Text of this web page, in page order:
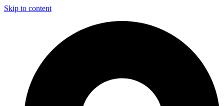
Skip to content